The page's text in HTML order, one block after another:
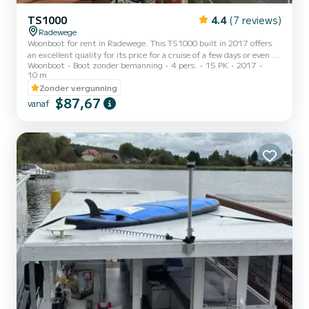
TS1000 4.4 (7 reviews)
Radewege
Woonboot for rent in Radewege. This TS1000 built in 2017 offers
an excellent quality for its price for a cruise of a few days or even a
few weeks. The woonboot is 10 meters in length with 15
horsepower. The 2 cabins can accommodate 4 passengers when
cruising. Dit TS1000 is uitgerust met1 toilet met douche. Het
heeft de volgende uitrusting: Boegschroef, TV. If you have any
questions about the boat or the charter conditions, you can send a
Woonboot Boot zonder bemanning 4 pers. 15 PK
2017
10 m
Zonder vergunning
vanaf $87,67